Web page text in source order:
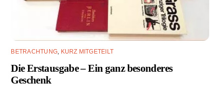
BETRACHTUNG, KURZ MITGETEILT
Die Erstausgabe – Ein ganz besonderes
Geschenk